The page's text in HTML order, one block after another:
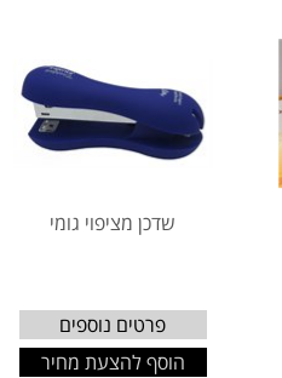
שדכן מציפוי גומי
פרטים נוספים
הוסף להצעת מחיר